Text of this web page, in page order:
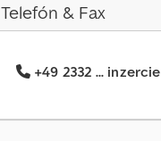
Telefón & Fax
+49 2332 ... inzercie